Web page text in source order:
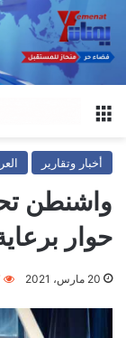
أخبار وتقارير
واشنطن
حوار
20 مارس، 2021